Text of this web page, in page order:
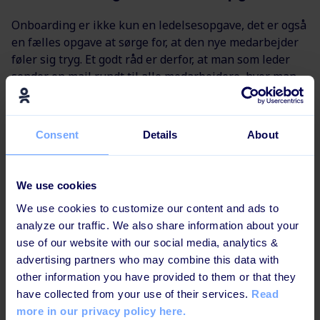
Consent Details About
We use cookies
We use cookies to customize our content and ads to
analyze our traffic. We also share information about your
use of our website with our social media, analytics &
advertising partners who may combine this data with
other information you have provided to them or that they
have collected from your use of their services. Read
more in our privacy policy here.
Onboarding er ikke kun en ledelsesopgave, det er også
en fælles opgave at sørge for, at den nye medarbejder
føler sig tryg. Et godt råd er derfor, at man som leder
sender en mail rundt til alle medarbejdere, hvor man
fortæller, at der er en ny medarbejder, der starter, så
løfte onboarding-opgaven. De andre medarbejdere er
tryghed for den nye.
Få eksisterende medarbejdere med
Husk desuden at få de eksisterende medarbejdere til
at forstå formålet med onboardingen. For selvom det
optimerer trivslen at blive taget godt imod, er det
samtidigt vigtigt at få medarbejderne til at forstå, at